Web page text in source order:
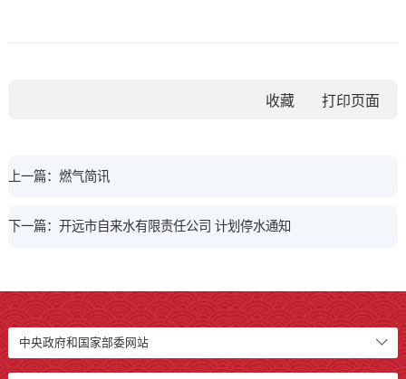
收藏
上一篇：燃气简讯
下一篇：开远市自来水有限责任公司 计划停水通知
中央政府和国家部委网站